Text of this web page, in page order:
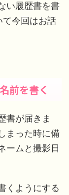
い履歴書を書
て今回はお話
前を書く
書が届きま
まった時に備
ームと撮影日
くようにする